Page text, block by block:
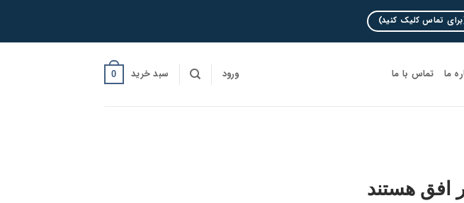
تماس کلیک کنید)
ما تماس با ما ورود سبد خرید 0
افق هستند